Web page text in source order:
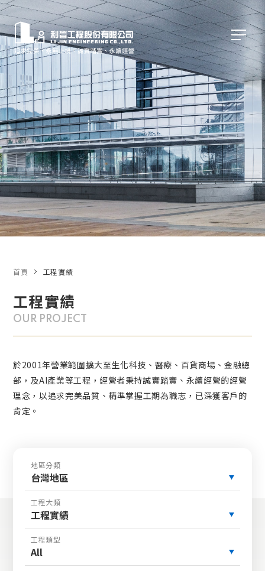
工程實績
OUR PROJECT
於2001年營業範圍擴大至生化科技、醫療、百貨商場、金融總
部，及AI產業等工程，經營者秉持誠實踏實、永續經營的經營
理念，以追求完美品質、精準掌握工期為職志，已深獲客戶的
肯定。
首頁 工程實績
地區分類
台灣地區
工程大類
工程實績
工程類型
All